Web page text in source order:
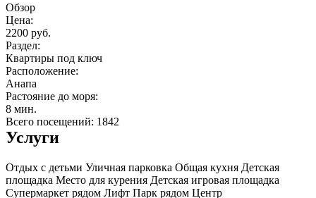
Обзор
Цена:
2200 руб.
Раздел:
Квартиры под ключ
Расположение:
Анапа
Растояние до моря:
8 мин.
Всего посещений: 1842
Услуги
Отдых с детьми Уличная парковка Общая кухня Детская
площадка Место для курения Детская игровая площадка
Супермаркет рядом Лифт Парк рядом Центр